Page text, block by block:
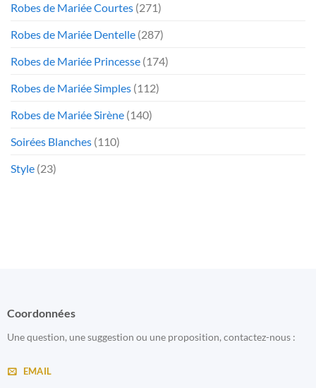
Robes de Mariée Courtes (271)
Robes de Mariée Dentelle (287)
Robes de Mariée Princesse (174)
Robes de Mariée Simples (112)
Robes de Mariée Sirène (140)
Soirées Blanches (110)
Style (23)
Coordonnées
Une question, une suggestion ou une proposition, contactez-nous :
EMAIL